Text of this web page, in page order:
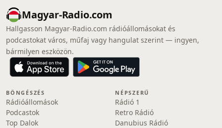
Magyar-Radio.com
Hallgasson Magyar-Radio.com rádióállomásokat és
podcastokat város, műfaj vagy hangulat szerint — ingyen,
bármilyen eszközön.
BÖNGÉSZÉS
Rádióállomások
Podcastok
Top Dalok
NÉPSZERŰ
Rádió 1
Retro Rádió
Danubius Rádió